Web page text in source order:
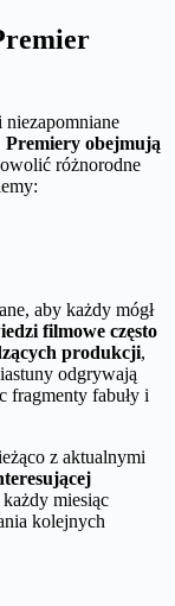
Premiery obejmują
różnorodne
aby każdy mógł
filmowe często
produkcji,
odgrywają
fragmenty fabuły i
z aktualnymi
miesiąc
kolejnych